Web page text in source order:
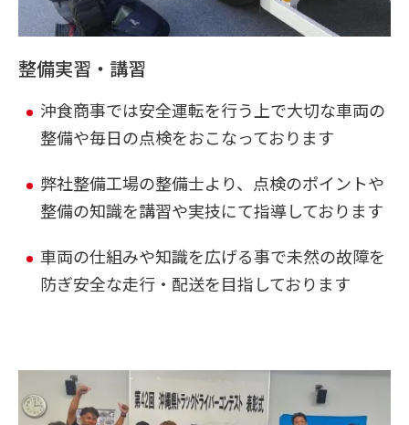
整備実習・講習
沖食商事では安全運転を行う上で大切な車両の
整備や毎日の点検をおこなっております
弊社整備工場の整備士より、点検のポイントや
整備の知識を講習や実技にて指導しております
車両の仕組みや知識を広げる事で未然の故障を
防ぎ安全な走行・配送を目指しております